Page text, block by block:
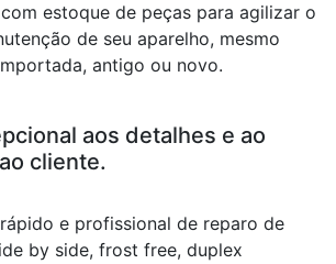
estoque de peças para agilizar o
de seu aparelho, mesmo
antigo ou novo.
aos detalhes e ao
cliente.
e profissional de reparo de
by side, frost free, duplex